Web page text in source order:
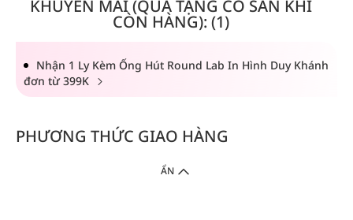
KHUYẾN MÃI (QUÀ TẶNG CÓ SẴN KHI
CÒN HÀNG): (1)
Nhận 1 Ly Kèm Ống Hút Round Lab In Hình Duy Khánh
đơn từ 399K
PHƯƠNG THỨC GIAO HÀNG
ẨN